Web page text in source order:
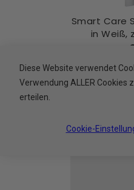
Smart Care
in Weiß,
Diese Website verwendet
Verwendung ALLER Cookies
erteilen.
Cookie-